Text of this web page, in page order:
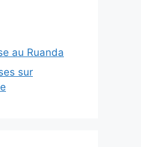
au Ruanda
sur